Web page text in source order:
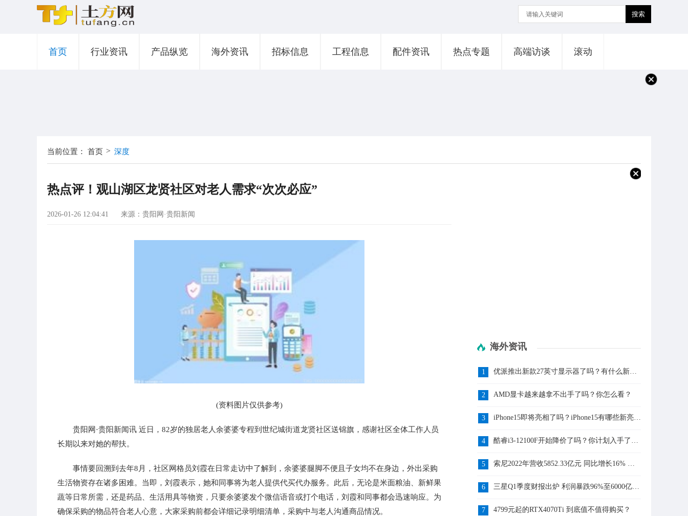
搜索
首页 行业资讯 产品纵览 海外资讯 招标信息 工程信息 配件资讯 热点专题 高端访谈 滚动
当前位置： 首页 > 深度
热点评！观山湖区龙贤社区对老人需求“次次必应”
2026-01-26 12:04:41 来源：贵阳网·贵阳新闻
(资料图片仅供参考)
贵阳网·贵阳新闻讯 近日，82岁的独居老人余婆婆专程到世纪城街道龙贤社区送锦旗，感谢社区全体工作人员
长期以来对她的帮扶。
事情要回溯到去年8月，社区网格员刘霞在日常走访中了解到，余婆婆腿脚不便且子女均不在身边，外出采购
生活物资存在诸多困难。当即，刘霞表示，她和同事将为老人提供代买代办服务。此后，无论是米面粮油、新鲜果
蔬等日常所需，还是药品、生活用具等物资，只要余婆婆发个微信语音或打个电话，刘霞和同事都会迅速响应。为
确保采购的物品符合老人心意，大家采购前都会详细记录明细清单，采购中与老人沟通商品情况。
海外资讯
1
优派推出新款27英寸显示器了吗？有什么新亮
2
AMD显卡越来越拿不出手了吗？你怎么看？
3
iPhone15即将亮相了吗？iPhone15有哪些新亮点
4
酷睿i3-12100F开始降价了吗？你计划入手了
5
索尼2022年营收5852.33亿元 同比增长16% 你
6
三星Q1季度财报出炉 利润暴跌96%至6000亿韩
7
4799元起的RTX4070Ti 到底值不值得购买？